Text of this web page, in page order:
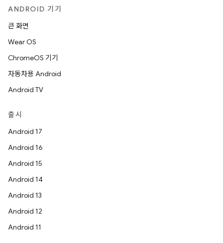
ANDROID 기기
큰 화면
Wear OS
ChromeOS 기기
자동차용 Android
Android TV
출시
Android 17
Android 16
Android 15
Android 14
Android 13
Android 12
Android 11